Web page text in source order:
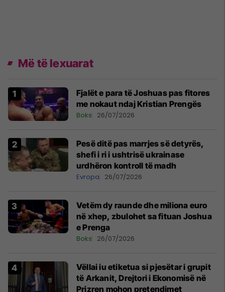
Më të lexuarat
Fjalët e para të Joshuas pas fitores
me nokaut ndaj Kristian Prengës
Boks 26/07/2026
Pesë ditë pas marrjes së detyrës,
shefi i ri i ushtrisë ukrainase
urdhëron kontroll të madh
Evropa 26/07/2026
Vetëm dy raunde dhe miliona euro
në xhep, zbulohet sa fituan Joshua
e Prenga
Boks 26/07/2026
Vëllai iu etiketua si pjesëtar i grupit
të Arkanit, Drejtori i Ekonomisë në
Prizren mohon pretendimet